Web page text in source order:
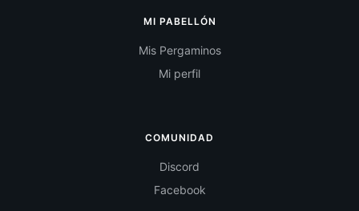
MI PABELLÓN
Mis Pergaminos
Mi perfil
COMUNIDAD
Discord
Facebook